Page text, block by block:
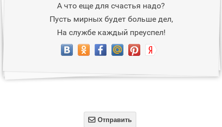
А что еще для счастья надо?
Пусть мирных будет больше дел,
На службе каждый преуспел!
 Отправить